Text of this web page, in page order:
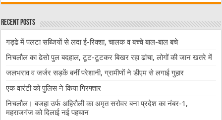
Recent Posts
गड्ढे में पलटा सब्जियों से लदा ई-रिक्शा, चालक व बच्चे बाल-बाल बचे
निचलौल का ढेसो पुल बदहाल, टूट-टूटकर बिखर रहा ढांचा, लोगों की जान खतरे में
जलभराव व जर्जर सड़कें बनीं परेशानी, ग्रामीणों ने डीएम से लगाई गुहार
एक वारंटी को पुलिस ने किया गिरफ्तार
निचलौल। बजहा उर्फ अहिरौली का अमृत सरोवर बना प्रदेश का नंबर-1,
महराजगंज को दिलाई नई पहचान